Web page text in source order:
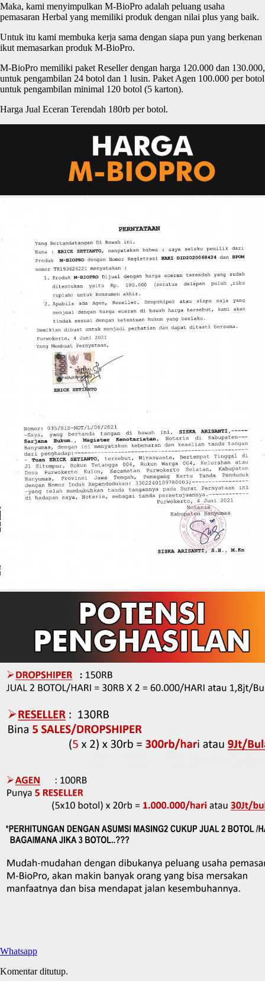
Maka, kami menyimpulkan M-BioPro adalah peluang usaha
pemasaran Herbal yang memiliki produk dengan nilai plus yang baik.
Untuk itu kami membuka kerja sama dengan siapa pun yang berkenan
ikut memasarkan produk M-BioPro.
M-BioPro memiliki paket Reseller dengan harga 120.000 dan 130.000,
untuk pengambilan 24 botol dan 1 lusin. Paket Agen 100.000 per botol
untuk pengambilan minimal 120 botol (5 karton).
Harga Jual Eceran Terendah 180rb per botol.
Whatsapp
Komentar ditutup.